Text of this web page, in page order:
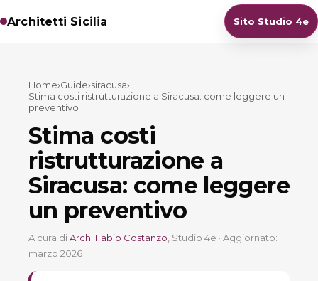
Architetti Sicilia Sito Studio 4e
Home›Guide›siracusa›
Stima costi ristrutturazione a Siracusa: come leggere un
preventivo
Stima costi
ristrutturazione a
Siracusa: come leggere
un preventivo
A cura diArch. Fabio Costanzo , Studio 4e · Aggiornato:
marzo 2026